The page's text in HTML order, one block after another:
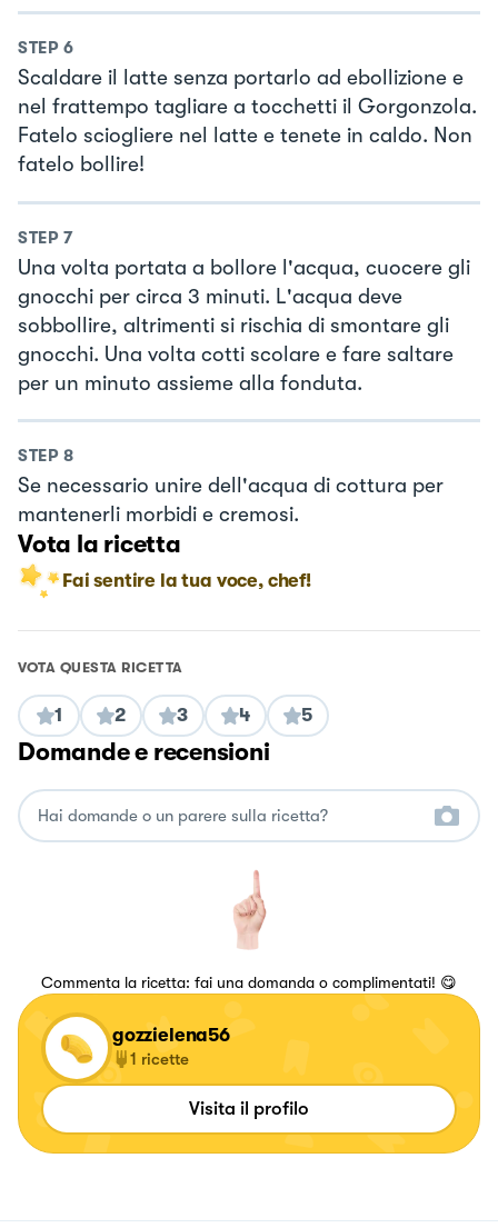
STEP 6
Scaldare il latte senza portarlo ad ebollizione e
nel frattempo tagliare a tocchetti il Gorgonzola.
Fatelo sciogliere nel latte e tenete in caldo. Non
fatelo bollire!
STEP 7
Una volta portata a bollore l'acqua, cuocere gli
gnocchi per circa 3 minuti. L'acqua deve
sobbollire, altrimenti si rischia di smontare gli
gnocchi. Una volta cotti scolare e fare saltare
per un minuto assieme alla fonduta.
STEP 8
Se necessario unire dell'acqua di cottura per
mantenerli morbidi e cremosi.
Vota la ricetta
Fai sentire la tua voce, chef!
VOTA QUESTA RICETTA
1 2 3 4 5
Domande e recensioni
Commenta la ricetta: fai una domanda o complimentati! 😋
gozzielena56
1 ricette
Visita il profilo